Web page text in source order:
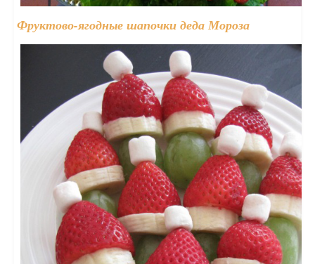
Фруктово-ягодные шапочки деда Мороза